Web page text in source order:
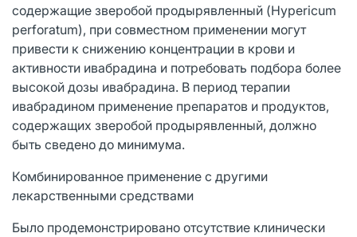
содержащие зверобой продырявленный (Hypericum
perforatum), при совместном применении могут
привести к снижению концентрации в крови и
активности ивабрадина и потребовать подбора более
высокой дозы ивабрадина. В период терапии
ивабрадином применение препаратов и продуктов,
содержащих зверобой продырявленный, должно
быть сведено до минимума.
Комбинированное применение с другими
лекарственными средствами
Было продемонстрировано отсутствие клинически